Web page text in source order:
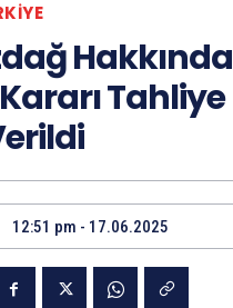
Hakkında
Tahliye
12:51 pm - 17.06.2025